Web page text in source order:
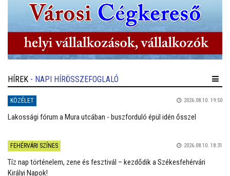
HÍREK - NAPI HÍRÖSSZEFOGLALÓ
KÖZÉLET 2026.08.10. 19:50
Lakossági fórum a Mura utcában - buszforduló épül idén ősszel
FEHÉRVÁRI SZÍNES 2026.08.10. 18:31
Tíz nap történelem, zene és fesztivál – kezdődik a Székesfehérvári
Királyi Napok!